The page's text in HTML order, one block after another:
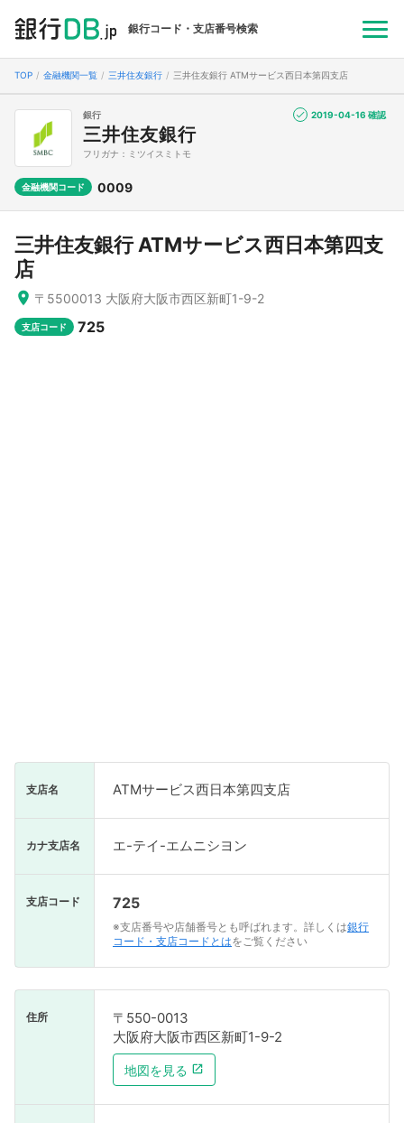
銀行コード・支店番号検索
TOP 金融機関一覧 三井住友銀行 三井住友銀行 ATMサービス西日本第四支店
銀行
三井住友銀行
フリガナ：ミツイスミトモ
金融機関コード 0009
2019-04-16 確認
三井住友銀行 ATMサービス西日本第四支
店
〒5500013 大阪府大阪市西区新町1-9-2
支店コード 725
支店名 ATMサービス西日本第四支店
カナ支店名 エ-テイ-エムニシヨン
支店コード 725
※支店番号や店舗番号とも呼ばれます。詳しくは銀行
コード・支店コードとはをご覧ください
住所
〒550-0013
大阪府大阪市西区新町1-9-2
地図を見る